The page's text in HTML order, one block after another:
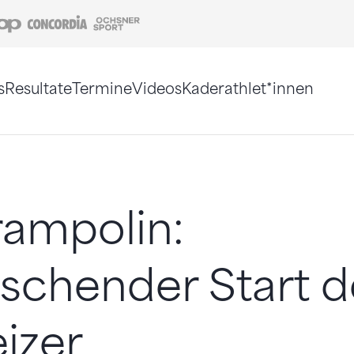
Coop Concordia
ResultateTermineVideosKaderathlet*innen
Start